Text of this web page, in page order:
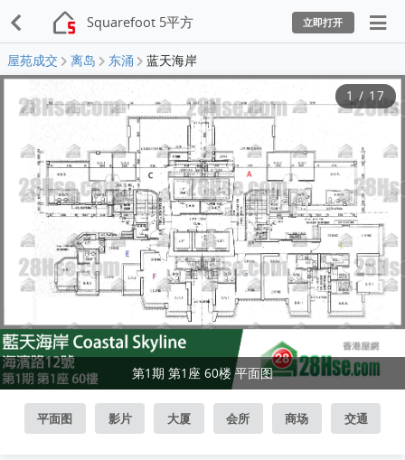
Squarefoot 5平方 立即打开
屋苑成交 离岛 东涌 蓝天海岸
第1期 第1座 60楼 平面图
1 / 17
平面图 影片 大厦 会所 商场 交通